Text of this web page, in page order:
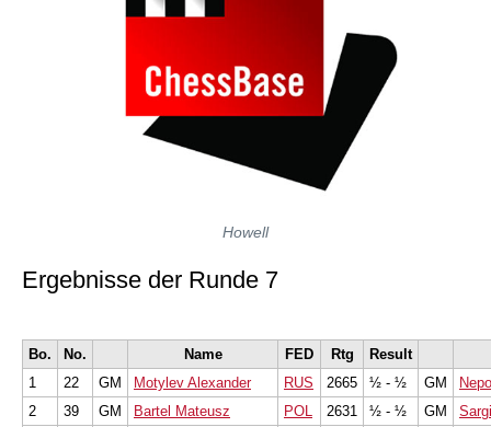
Howell
Ergebnisse der Runde 7
Bo. No. Name FED Rtg
Result
1
22 GM Motylev Alexander RUS 2665 ½ - ½ GM
2
39 GM Bartel Mateusz POL 2631 ½ - ½ GM